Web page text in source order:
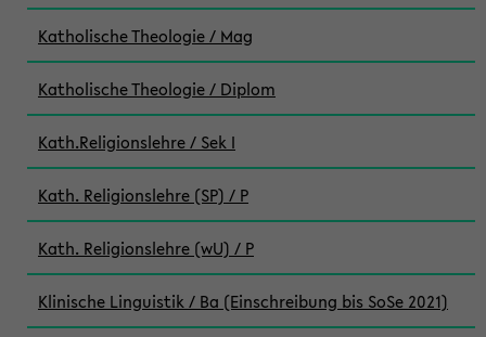
Katholische Theologie / Mag
Katholische Theologie / Diplom
Kath.Religionslehre / Sek I
Kath. Religionslehre (SP) / P
Kath. Religionslehre (wU) / P
Klinische Linguistik / Ba (Einschreibung bis SoSe 2021)